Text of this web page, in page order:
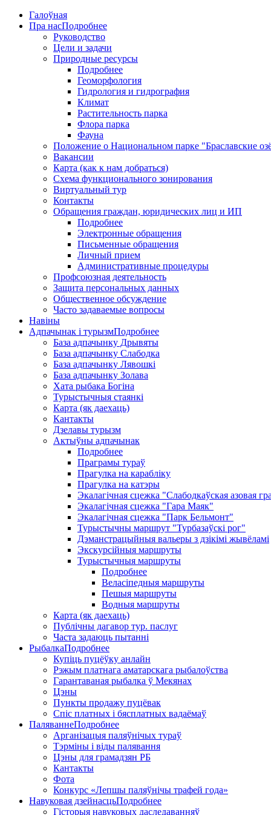
Галоўная
Пра насПодробнее
Руководство
Цели и задачи
Природные ресурсы
Подробнее
Геоморфология
Гидрология и гидрография
Климат
Растительность парка
Флора парка
Фауна
Положение о Национальном парке "Браславские
Вакансии
Карта (как к нам добраться)
Схема функционального зонирования
Виртуальный тур
Контакты
Обращения граждан, юридических лиц и ИП
Подробнее
Электронные обращения
Письменные обращения
Личный прием
Административные процедуры
Профсоюзная деятельность
Защита персональных данных
Общественное обсуждение
Часто задаваемые вопросы
Навіны
Адпачынак і турызмПодробнее
База адпачынку Дрывяты
База адпачынку Слабодка
База адпачынку Лявошкі
База адпачынку Золава
Хата рыбака Богіна
Турыстычныя стаянкі
Карта (як даехаць)
Кантакты
Дзелавы турызм
Актыўны адпачынак
Подробнее
Праграмы тураў
Прагулка на карабліку
Прагулка на катэры
Экалагічная сцежка "Слабодкаўская азовая
Экалагічная сцежка "Гара Маяк"
Экалагічная сцежка "Парк Бельмонт"
Турыстычны маршрут "Турбазаўскі рог"
Дэманстрацыйныя вальеры з дзікімі жывёламі
Экскурсійныя маршруты
Турыстычныя маршруты
Подробнее
Веласіпедныя маршруты
Пешыя маршруты
Водныя маршруты
Карта (як даехаць)
Публічны дагавор тур. паслуг
Часта задаюць пытанні
РыбалкаПодробнее
Купіць пуцёўку анлайн
Рэжым платнага аматарскага рыбалоўства
Гарантаваная рыбалка ў Мекянах
Цэны
Пункты продажу пуцёвак
Спіс платных і бясплатных вадаёмаў
ПаляваннеПодробнее
Арганізацыя паляўнічых тураў
Тэрміны і віды палявання
Цэны для грамадзян РБ
Кантакты
Фота
Конкурс «Лепшы паляўнічы трафей года»
Навуковая дзейнасцьПодробнее
Гісторыя навуковых даследаванняў